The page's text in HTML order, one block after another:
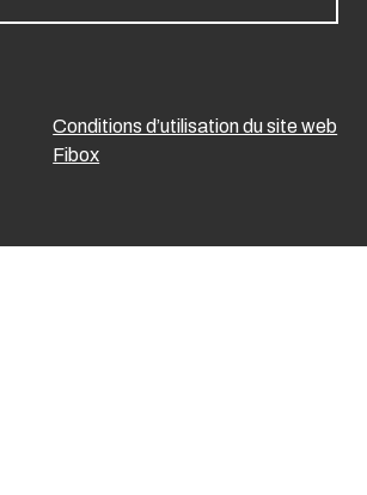
Conditions d’utilisation du site web
Fibox